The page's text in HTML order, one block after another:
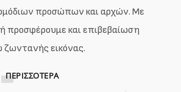
προσώπων και αρχών. Με
προσφέρουμε και επιβεβαίωση
ζωντανής εικόνας.
ΠΕΡΙΣΣΌΤΕΡΑ